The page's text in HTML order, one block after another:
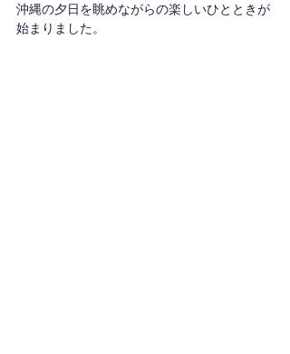
沖縄の夕日を眺めながらの楽しいひとときが
始まりました。